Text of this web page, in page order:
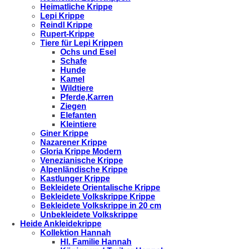
Heimatliche Krippe
Lepi Krippe
Reindl Krippe
Rupert-Krippe
Tiere für Lepi Krippen
Ochs und Esel
Schafe
Hunde
Kamel
Wildtiere
Pferde,Karren
Ziegen
Elefanten
Kleintiere
Giner Krippe
Nazarener Krippe
Gloria Krippe Modern
Venezianische Krippe
Alpenländische Krippe
Kastlunger Krippe
Bekleidete Orientalische Krippe
Bekleidete Volkskrippe Krippe
Bekleidete Volkskrippe in 20 cm
Unbekleidete Volkskrippe
Heide Ankleidekrippe
Kollektion Hannah
Hl. Familie Hannah